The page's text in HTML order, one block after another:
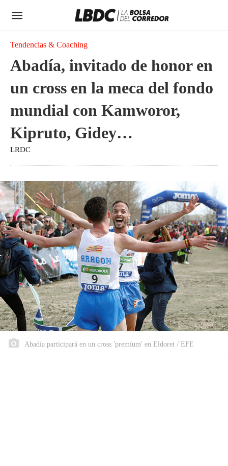
Tendencias & Coaching
Abadía, invitado de honor en
un cross en la meca del fondo
mundial con Kamworor,
Kipruto, Gidey…
LRDC
Abadía participará en un cross 'premium' en Eldoret / EFE